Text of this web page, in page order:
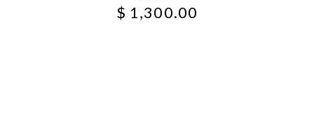
$ 1,300.00